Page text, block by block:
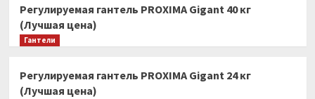
Регулируемая гантель PROXIMA Gigant 40 кг
(Лучшая цена)
Гантели
Регулируемая гантель PROXIMA Gigant 24 кг
(Лучшая цена)